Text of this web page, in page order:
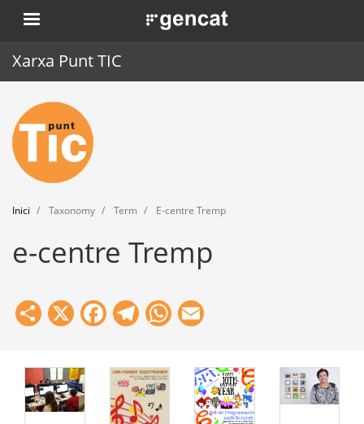
Vés
al
. Obre en una nova finestra.
Xarxa Punt TIC
Inici
Punt TIC
Actualitat
Agenda
Formació
Eines
Inici Taxonomy Term E-centre Tremp
e-centre Tremp
Share
X Facebook
Telegram
WhatsApp